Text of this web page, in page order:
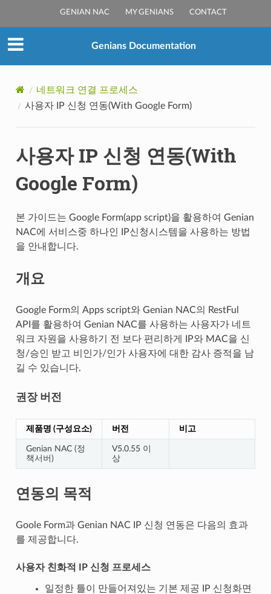
GENIAN NAC MY GENIANS CONTACT
Genians Documentation
네트워크 연결 프로세스
사용자 IP 신청 연동(With Google Form)
사용자 IP 신청 연동(With
Google Form)
본 가이드는 Google Form(app script)을 활용하여 Genian
NAC에 서비스중 하나인 IP신청시스템을 사용하는 방법
을 안내합니다.
개요
Google Form의 Apps script와 Genian NAC의 RestFul
API를 활용하여 Genian NAC를 사용하는 사용자가 네트
워크 자원을 사용하기 전 보다 편리하게 IP와 MAC을 신
청/승인 받고 비인가/인가 사용자에 대한 감사 증적을 남
길 수 있습니다.
권장 버전
제품명 (구성요소) 버전 비고
Genian NAC (정
책서버)
V5.0.55 이
상
연동의 목적
Goole Form과 Genian NAC IP 신청 연동은 다음의 효과
를 제공합니다.
사용자 친화적 IP 신청 프로세스
일정한 틀이 만들어져있는 기본 제공 IP 신청화면